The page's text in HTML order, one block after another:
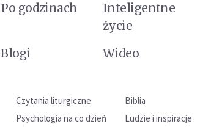
Po godzinach
Inteligentne
życie
Blogi Wideo
Czytania liturgiczne
Biblia
Psychologia na co dzień Ludzie i inspiracje